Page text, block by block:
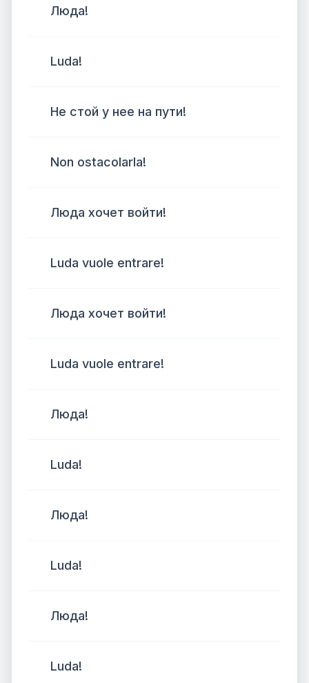
Люда!
Luda!
Не стой у нее на пути!
Non ostacolarla!
Люда хочет войти!
Luda vuole entrare!
Люда хочет войти!
Luda vuole entrare!
Люда!
Luda!
Люда!
Luda!
Люда!
Luda!